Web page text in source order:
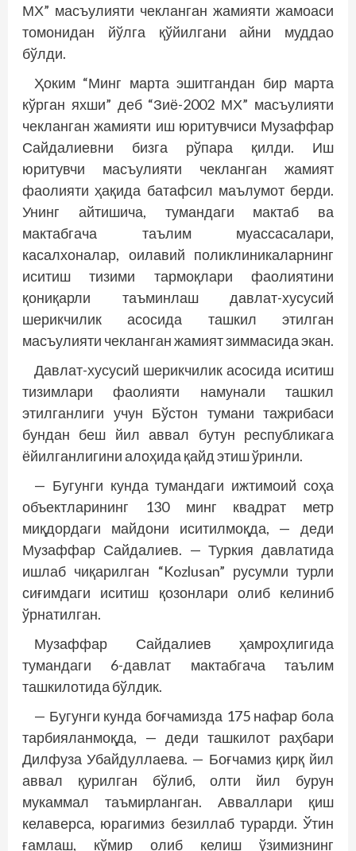
МХ” масъулияти чекланган жамияти жамоаси
томонидан йўлга қўйилгани айни муддао
бўлди.
Ҳоким “Минг марта эшитгандан бир марта
кўрган яхши” деб “Зиё-2002 МХ” масъулияти
чекланган жамияти иш юритувчиси Музаффар
Сайдалиевни бизга рўпара қилди. Иш
юритувчи масъулияти чекланган жамият
фаолияти ҳақида батафсил маълумот берди.
Унинг айтишича, тумандаги мактаб ва
мактабгача таълим муассасалари,
касалхоналар, оилавий поликлиникаларнинг
иситиш тизими тармоқлари фаолиятини
қониқарли таъминлаш давлат-хусусий
шерикчилик асосида ташкил этилган
масъулияти чекланган жамият зиммасида экан.
Давлат-хусусий шерикчилик асосида иситиш
тизимлари фаолияти намунали ташкил
этилганлиги учун Бўстон тумани тажрибаси
бундан беш йил аввал бутун республикага
ёйилганлигини алоҳида қайд этиш ўринли.
— Бугунги кунда тумандаги ижтимоий соҳа
объектларининг 130 минг квадрат метр
миқдордаги майдони иситилмоқда, — деди
Музаффар Сайдалиев. — Туркия давлатида
ишлаб чиқарилган “Kozlusan” русумли турли
сиғимдаги иситиш қозонлари олиб келиниб
ўрнатилган.
Музаффар Сайдалиев ҳамроҳлигида
тумандаги 6-давлат мактабгача таълим
ташкилотида бўлдик.
— Бугунги кунда боғчамизда 175 нафар бола
тарбияланмоқда, — деди ташкилот раҳбари
Дилфуза Убайдуллаева. — Боғчамиз қирқ йил
аввал қурилган бўлиб, олти йил бурун
мукаммал таъмирланган. Авваллари қиш
келаверса, юрагимиз безиллаб турарди. Ўтин
ғамлаш, кўмир олиб келиш ўзимизнинг